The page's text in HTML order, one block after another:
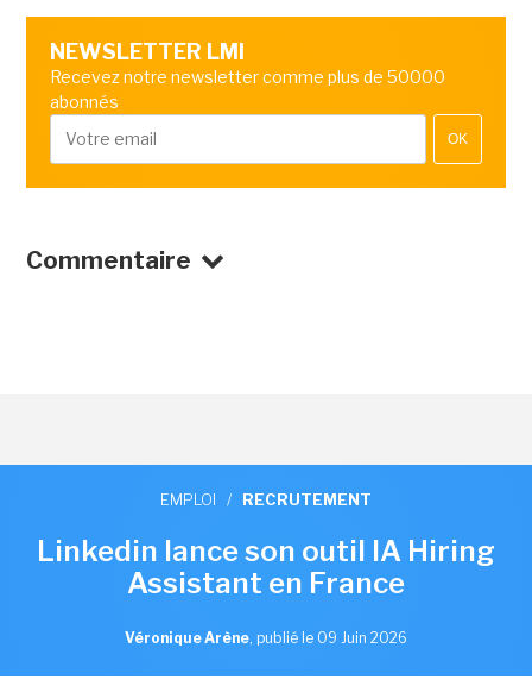
NEWSLETTER LMI
Recevez notre newsletter comme plus de 50000
abonnés
OK
Commentaire
EMPLOI / RECRUTEMENT
Linkedin lance son outil IA Hiring
Assistant en France
Véronique Arène, publié le 09 Juin 2026